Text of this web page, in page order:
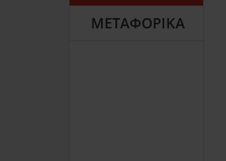
ΜΕΤΑΦΟΡΙΚΆ